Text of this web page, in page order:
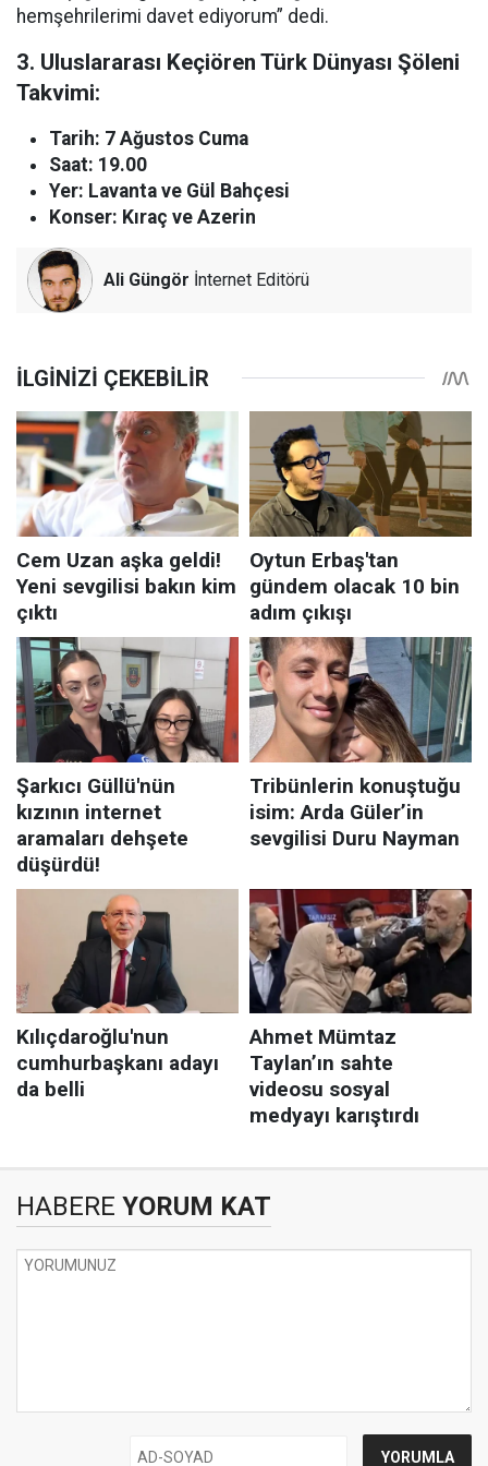
hemşehrilerimi davet ediyorum” dedi.
3. Uluslararası Keçiören Türk Dünyası Şöleni
Takvimi:
Tarih: 7 Ağustos Cuma
Saat: 19.00
Yer: Lavanta ve Gül Bahçesi
Konser: Kıraç ve Azerin
Ali Güngör İnternet Editörü
HABERE YORUM KAT